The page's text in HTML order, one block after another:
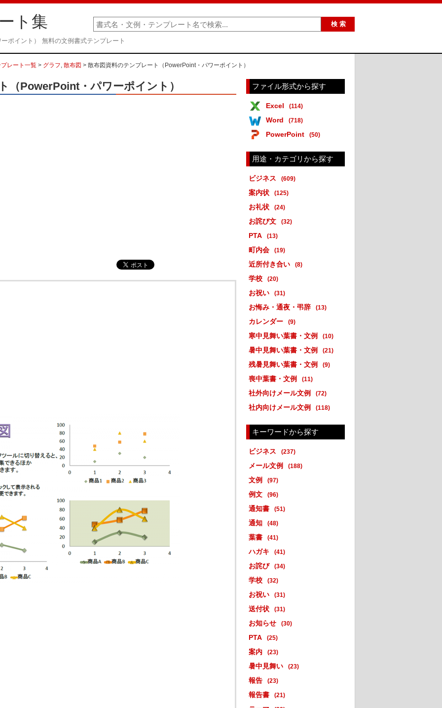
ト集
ポイント） 無料の文例書式テンプレート
レート一覧 > グラフ, 散布図 > 散布図資料のテンプレート（PowerPoint・パワーポイント）
（PowerPoint・パワーポイント） ファイル形式から探す
Excel (114)
Word (718)
PowerPoint (50)
用途・カテゴリから探す
ビジネス (609)
案内状 (125)
お礼状 (24)
お詫び文 (32)
PTA (13)
町内会 (19)
近所付き合い (8)
学校 (20)
お祝い (31)
お悔み・通夜・弔辞 (13)
カレンダー (9)
寒中見舞い葉書・文例 (10)
暑中見舞い葉書・文例 (21)
残暑見舞い葉書・文例 (9)
喪中葉書・文例 (11)
社外向けメール文例 (72)
社内向けメール文例 (118)
キーワードから探す
ビジネス (237)
メール文例 (188)
文例 (97)
例文 (96)
通知書 (51)
通知 (48)
葉書 (41)
ハガキ (41)
お詫び (34)
学校 (32)
お祝い (31)
送付状 (31)
お知らせ (30)
PTA (25)
案内 (23)
暑中見舞い (23)
報告 (23)
報告書 (21)